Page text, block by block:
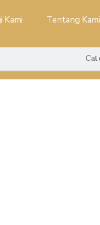
Kami Tentang Kami